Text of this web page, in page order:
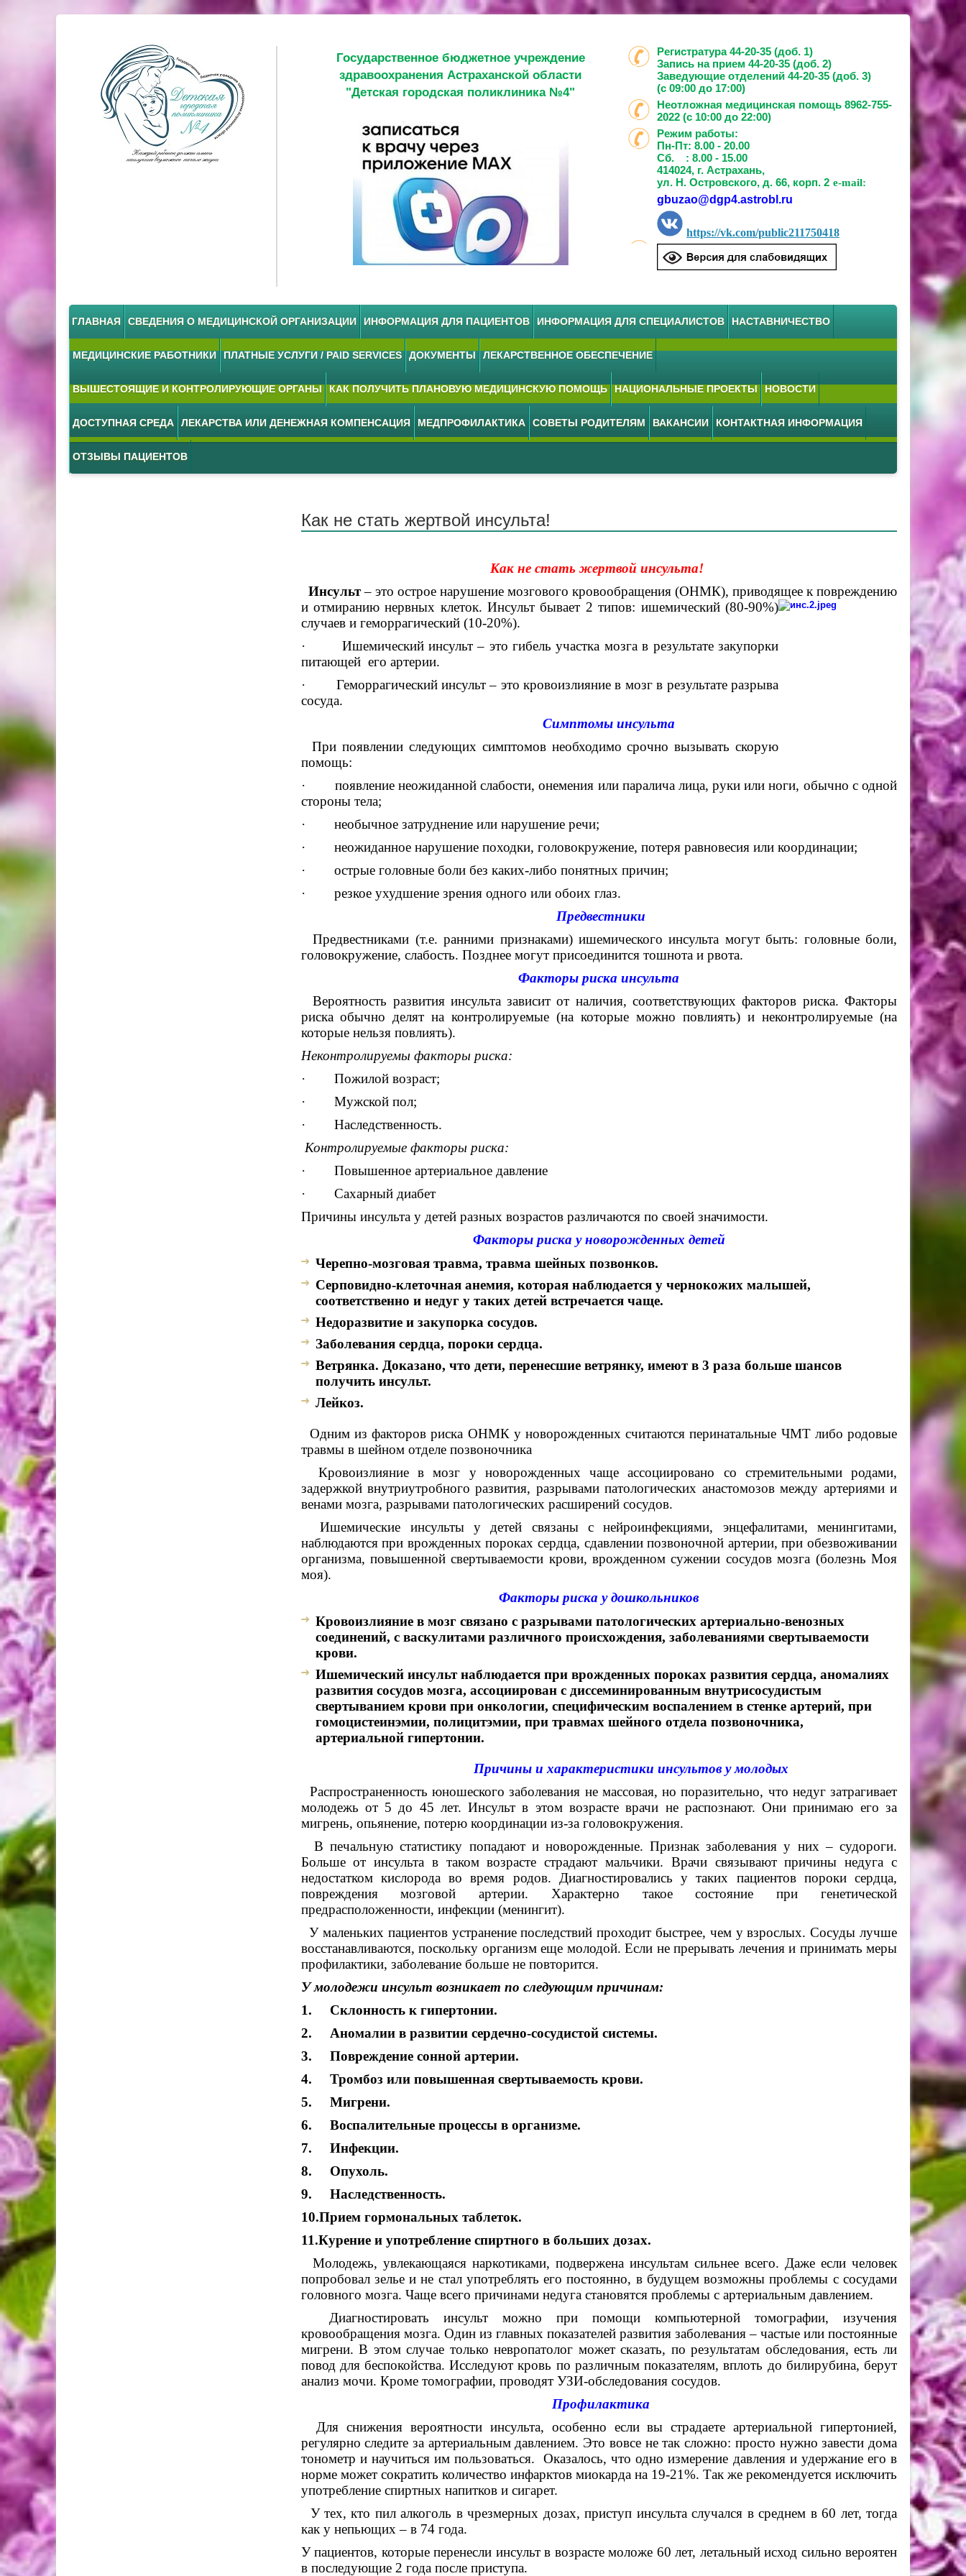
Регистратура 44-20-35 (доб. 1)
Запись на прием 44-20-35 (доб. 2)
Заведующие отделений 44-20-35 (доб. 3)
(с 09:00 до 17:00)
Неотложная медицинская помощь 8962-755-
2022 (с 10:00 до 22:00)
Режим работы:
Пн-Пт: 8.00 - 20.00
Сб. : 8.00 - 15.00
414024, г. Астрахань,
ул. Н. Островского, д. 66, корп. 2 e-mail:
gbuzao@dgp4.astrobl.ru
https://vk.com/public211750418
Государственное бюджетное учреждение
здравоохранения Астраханской области
"Детская городская поликлиника №4"
ГЛАВНАЯ СВЕДЕНИЯ О МЕДИЦИНСКОЙ ОРГАНИЗАЦИИ ИНФОРМАЦИЯ ДЛЯ ПАЦИЕНТОВ ИНФОРМАЦИЯ ДЛЯ СПЕЦИАЛИСТОВ НАСТАВНИЧЕСТВО
МЕДИЦИНСКИЕ РАБОТНИКИ ПЛАТНЫЕ УСЛУГИ / PAID SERVICES ДОКУМЕНТЫ ЛЕКАРСТВЕННОЕ ОБЕСПЕЧЕНИЕ
ВЫШЕСТОЯЩИЕ И КОНТРОЛИРУЮЩИЕ ОРГАНЫ КАК ПОЛУЧИТЬ ПЛАНОВУЮ МЕДИЦИНСКУЮ ПОМОЩЬ НАЦИОНАЛЬНЫЕ ПРОЕКТЫ НОВОСТИ
ДОСТУПНАЯ СРЕДА ЛЕКАРСТВА ИЛИ ДЕНЕЖНАЯ КОМПЕНСАЦИЯ МЕДПРОФИЛАКТИКА СОВЕТЫ РОДИТЕЛЯМ ВАКАНСИИ КОНТАКТНАЯ ИНФОРМАЦИЯ
ОТЗЫВЫ ПАЦИЕНТОВ
Как не стать жертвой инсульта!
Как не стать жертвой инсульта!
Инсульт– это острое нарушение мозгового кровообращения (ОНМК), приводящее к повреждению
и отмиранию нервных клеток. Инсульт бывает 2 типов: ишемический (80-90%)
случаев и геморрагический (10-20%).
· Ишемический инсульт – это гибель участка мозга в результате закупорки
питающей его артерии.
· Геморрагический инсульт– это кровоизлияние в мозг в результате разрыва
сосуда.
Симптомы инсульта
При появлении следующих симптомов необходимо срочно вызывать скорую
помощь:
· появление неожиданной слабости, онемения или паралича лица, руки или ноги, обычно с одной
стороны тела;
· необычное затруднение или нарушение речи;
· неожиданное нарушение походки, головокружение, потеря равновесия или координации;
· острые головные боли без каких-либо понятных причин;
· резкое ухудшение зрения одного или обоих глаз.
Предвестники
Предвестниками (т.е. ранними признаками) ишемического инсульта могут быть: головные боли,
головокружение, слабость. Позднее могут присоединится тошнота и рвота.
Факторы риска инсульта
Вероятность развития инсульта зависит от наличия, соответствующих факторов риска. Факторы
риска обычно делят на контролируемые (на которые можно повлиять) и неконтролируемые (на
которые нельзя повлиять).
Неконтролируемы факторы риска:
· Пожилой возраст;
· Мужской пол;
· Наследственность.
Контролируемые факторы риска:
· Повышенное артериальное давление
· Сахарный диабет
Причины инсульта у детей разных возрастов различаются по своей значимости.
Факторы риска у новорожденных детей
Черепно-мозговая травма, травма шейных позвонков.
Серповидно-клеточная анемия, которая наблюдается у чернокожих малышей,
соответственно и недуг у таких детей встречается чаще.
Недоразвитие и закупорка сосудов.
Заболевания сердца, пороки сердца.
Ветрянка. Доказано, что дети, перенесшие ветрянку, имеют в 3 раза больше шансов
получить инсульт.
Лейкоз.
Одним из факторов риска ОНМК у новорожденных считаются перинатальные ЧМТ либо родовые
травмы в шейном отделе позвоночника
Кровоизлияние в мозг у новорожденных чаще ассоциировано со стремительными родами,
задержкой внутриутробного развития, разрывами патологических анастомозов между артериями и
венами мозга, разрывами патологических расширений сосудов.
Ишемические инсульты у детей связаны с нейроинфекциями, энцефалитами, менингитами,
наблюдаются при врожденных пороках сердца, сдавлении позвоночной артерии, при обезвоживании
организма, повышенной свертываемости крови, врожденном сужении сосудов мозга (болезнь Моя
моя).
Факторы риска у дошкольников
Кровоизлияние в мозг связано с разрывами патологических артериально-венозных
соединений, с васкулитами различного происхождения, заболеваниями свертываемости
крови.
Ишемический инсульт наблюдается при врожденных пороках развития сердца, аномалиях
развития сосудов мозга, ассоциирован с диссеминированным внутрисосудистым
свертыванием крови при онкологии, специфическим воспалением в стенке артерий, при
гомоцистеинэмии, полицитэмии, при травмах шейного отдела позвоночника,
артериальной гипертонии.
Причины и характеристики инсультов у молодых
Распространенность юношеского заболевания не массовая, но поразительно, что недуг затрагивает
молодежь от 5 до 45 лет. Инсульт в этом возрасте врачи не распознают. Они принимаю его за
мигрень, опьянение, потерю координации из-за головокружения.
В печальную статистику попадают и новорожденные. Признак заболевания у них – судороги.
Больше от инсульта в таком возрасте страдают мальчики. Врачи связывают причины недуга с
недостатком кислорода во время родов. Диагностировались у таких пациентов пороки сердца,
повреждения мозговой артерии. Характерно такое состояние при генетической
предрасположенности, инфекции (менингит).
У маленьких пациентов устранение последствий проходит быстрее, чем у взрослых. Сосуды лучше
восстанавливаются, поскольку организм еще молодой. Если не прерывать лечения и принимать меры
профилактики, заболевание больше не повторится.
У молодежи инсульт возникает по следующим причинам:
1. Склонность к гипертонии.
2. Аномалии в развитии сердечно-сосудистой системы.
3. Повреждение сонной артерии.
4. Тромбоз или повышенная свертываемость крови.
5. Мигрени.
6. Воспалительные процессы в организме.
7. Инфекции.
8. Опухоль.
9. Наследственность.
10.Прием гормональных таблеток.
11.Курение и употребление спиртного в больших дозах.
Молодежь, увлекающаяся наркотиками, подвержена инсультам сильнее всего. Даже если человек
попробовал зелье и не стал употреблять его постоянно, в будущем возможны проблемы с сосудами
головного мозга. Чаще всего причинами недуга становятся проблемы с артериальным давлением.
Диагностировать инсульт можно при помощи компьютерной томографии, изучения
кровообращения мозга. Один из главных показателей развития заболевания – частые или постоянные
мигрени. В этом случае только невропатолог может сказать, по результатам обследования, есть ли
повод для беспокойства. Исследуют кровь по различным показателям, вплоть до билирубина, берут
анализ мочи. Кроме томографии, проводят УЗИ-обследования сосудов.
Профилактика
Для снижения вероятности инсульта, особенно если вы страдаете артериальной гипертонией,
регулярно следите за артериальным давлением. Это вовсе не так сложно: просто нужно завести дома
тонометр и научиться им пользоваться. Оказалось, что одно измерение давления и удержание его в
норме может сократить количество инфарктов миокарда на 19-21%. Так же рекомендуется исключить
употребление спиртных напитков и сигарет.
У тех, кто пил алкоголь в чрезмерных дозах, приступ инсульта случался в среднем в 60 лет, тогда
как у непьющих – в 74 года.
У пациентов, которые перенесли инсульт в возрасте моложе 60 лет, летальный исход сильно вероятен
в последующие 2 года после приступа.